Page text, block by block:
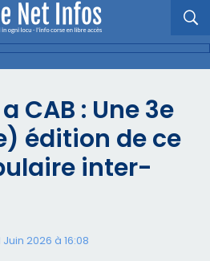
CAB : Une 3e
édition de ce
inter-
2026 à 16:08